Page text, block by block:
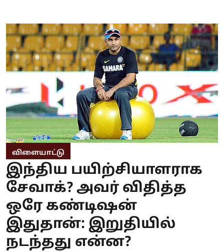
விளையாட்டு
இந்திய பயிற்சியாளராக
சேவாக்? அவர் விதித்த
ஒரே கண்டிஷன்
இதுதான்: இறுதியில்
நடந்தது என்ன?